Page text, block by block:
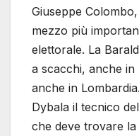
Giuseppe
mezzo più
elettorale. La
a scacchi, anche
anche in
Dybala il tecnico
che deve trovare